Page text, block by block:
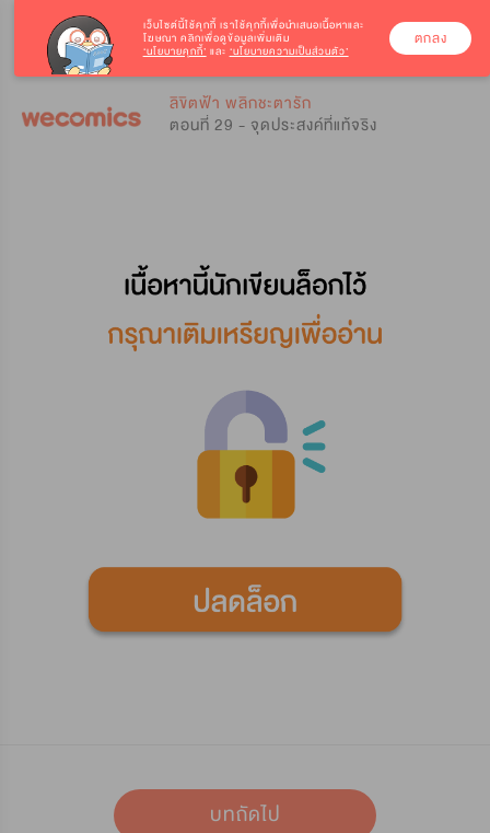
ลิขิตฟ้า พลิกชะตารัก
ตอนที่ 29 - จุดประสงค์ที่แท้จริง
บทถัดไป
เว็บไซต์นี้ใช้คุกกี้ เราใช้คุกกี้เพื่อนำเสนอเนื้อหาและ
โฆษณา คลิกเพื่อดูข้อมูลเพิ่มเติม
‘นโยบายคุกกี้’ และ ‘นโยบายความเป็นส่วนตัว’
ตกลง